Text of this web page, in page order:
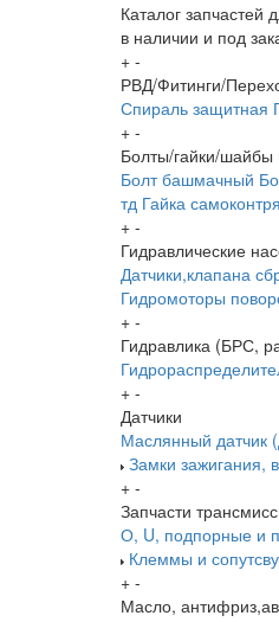
Каталог запчастей
в наличии и под
+ -
РВД/Фитинги/
Спираль защитная
+ -
Болты/гайки/
Болт башмачный
тд Гайка
+ -
Гидравлические
Датчики,клапана
Гидромоторы
+ -
Гидравлика (БРС,
+ -
Датчики
Маслянный датчик
Замки зажигания,
+ -
Запчасти
О, U, подпорные и
Клеммы и
+ -
Масло,